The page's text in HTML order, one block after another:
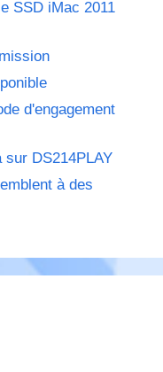
SSD iMac 2011
d'engagement
sur DS214PLAY
à des